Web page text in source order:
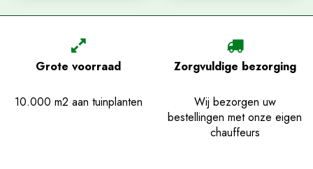
Grote voorraad
10.000 m2 aan tuinplanten
Zorgvuldige bezorging
Wij bezorgen uw
bestellingen met onze eigen
chauffeurs